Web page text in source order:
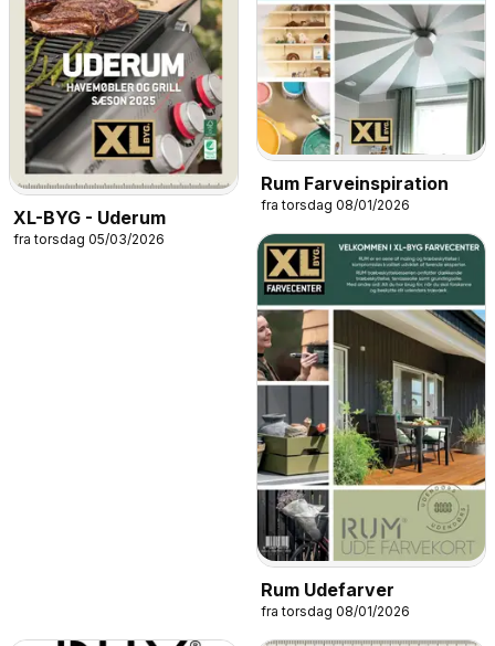
XL-BYG - Uderum
fra torsdag 05/03/2026
Rum Farveinspiration
fra torsdag 08/01/2026
Rum Udefarver
fra torsdag 08/01/2026